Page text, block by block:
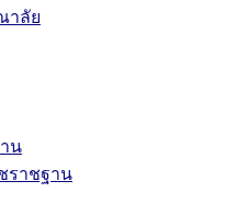
าลัย
น
าชฐาน